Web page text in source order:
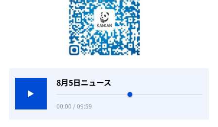
8月5日ニュース
00:00 / 09:59